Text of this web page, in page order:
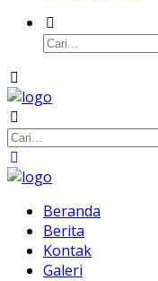
Beranda
Berita
Kontak
Galeri